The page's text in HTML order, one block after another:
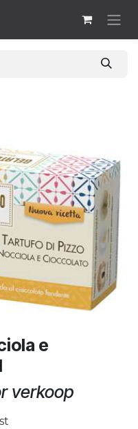
e
verkoop